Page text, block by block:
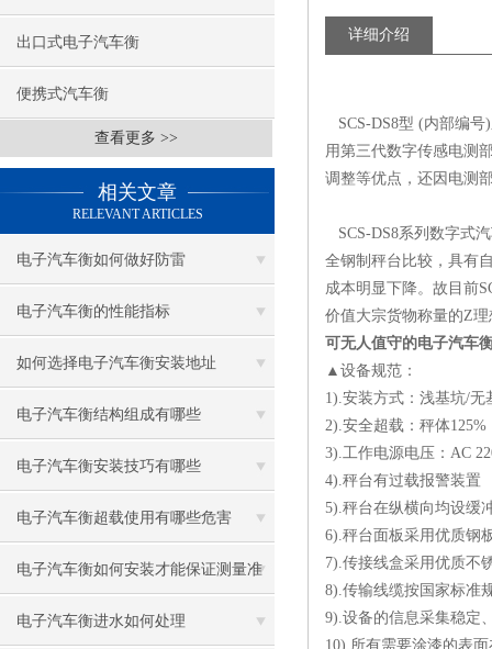
出口式电子汽车衡
便携式汽车衡
查看更多 >>
相关文章
RELEVANT ARTICLES
电子汽车衡如何做好防雷
电子汽车衡的性能指标
如何选择电子汽车衡安装地址
电子汽车衡结构组成有哪些
电子汽车衡安装技巧有哪些
电子汽车衡超载使用有哪些危害
电子汽车衡如何安装才能保证测量准
确
电子汽车衡进水如何处理
详细介绍
SCS-DS8型 (内部编
用第三代数字传感电测
调整等优点，还因电测
SCS-DS8系列数字式
全钢制秤台比较，具有
成本明显下降。故目前
价值大宗货物称量的Z
可无人值守的电子汽车
▲设备规范：
1).安装方式：浅基坑/无
2).安全超载：秤体125%
3).工作电源电压：AC
4).秤台有过载报警装置
5).秤台在纵横向均设缓
6).秤台面板采用优质钢
7).传接线盒采用优质不
8).传输线缆按国家标准
9).设备的信息采集稳定
10).所有需要涂漆的表